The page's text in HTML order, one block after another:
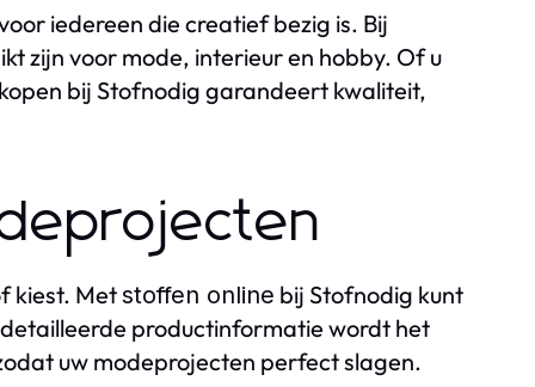
iedereen die creatief bezig is. Bij
zijn voor mode, interieur en hobby. Of u
bij Stofnodig garandeert kwaliteit,
kiest. Metstoffen online bij Stofnodig kunt
productinformatie wordt het
uw modeprojecten perfect slagen.